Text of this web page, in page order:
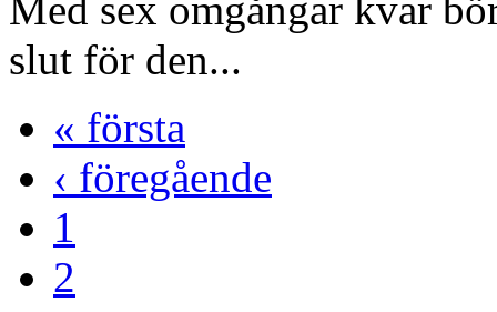
Med sex omgångar kvar
slut för den...
« första
‹ föregående
1
2